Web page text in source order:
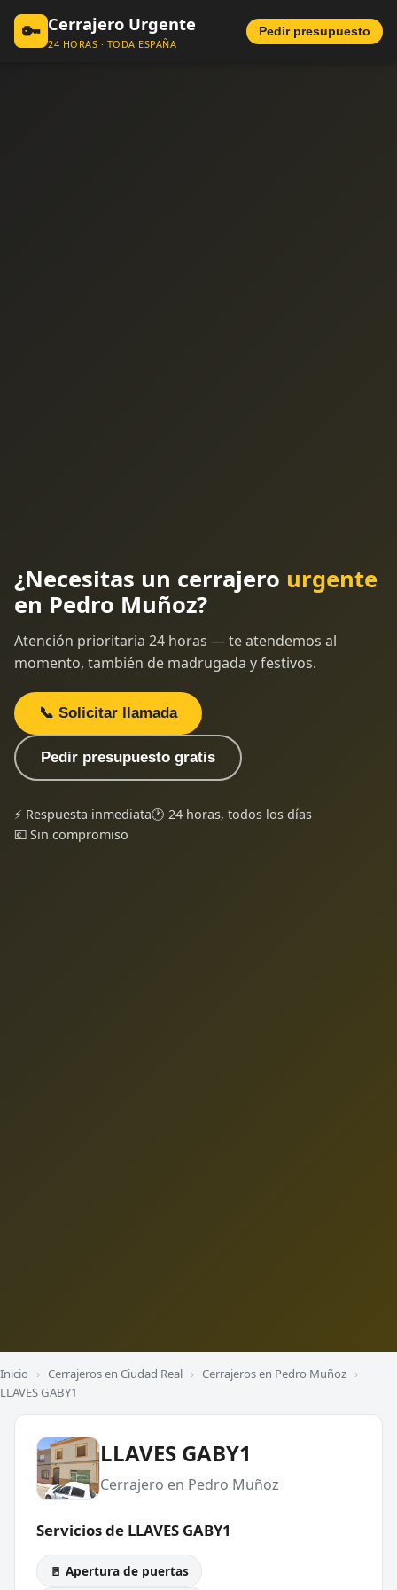
🔑 Cerrajero Urgente
24 HORAS · TODA ESPAÑA
Pedir presupuesto
¿Necesitas un cerrajero urgente
en Pedro Muñoz?
Atención prioritaria 24 horas — te atendemos al
momento, también de madrugada y festivos.
📞 Solicitar llamada
Pedir presupuesto gratis
⚡ Respuesta inmediata🕐 24 horas, todos los días
💶 Sin compromiso
Inicio › Cerrajeros en Ciudad Real › Cerrajeros en Pedro Muñoz ›
LLAVES GABY1
LLAVES GABY1
Cerrajero en Pedro Muñoz
Servicios de LLAVES GABY1
🚪 Apertura de puertas